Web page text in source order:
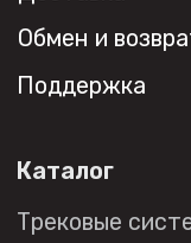
© 2026 DENKIRS
+7 (495) 108-49-68
opt@denkirs.ru
Политика в отношении